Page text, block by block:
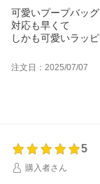
可愛いプープバッ
対応も早くて
しかも可愛いラッ
注文日：2025/07/07
5
購入者さん